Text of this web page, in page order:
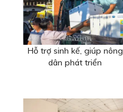
Hỗ trợ sinh kế, giúp nông
dân phát triển